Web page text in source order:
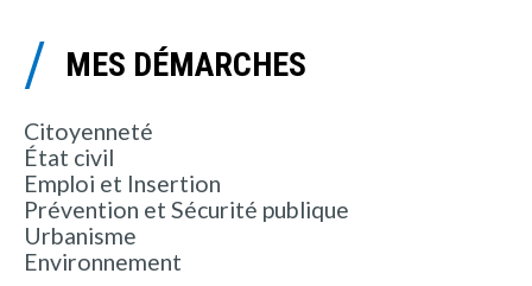
MES DÉMARCHES
Citoyenneté
État civil
Emploi et Insertion
Prévention et Sécurité publique
Urbanisme
Environnement